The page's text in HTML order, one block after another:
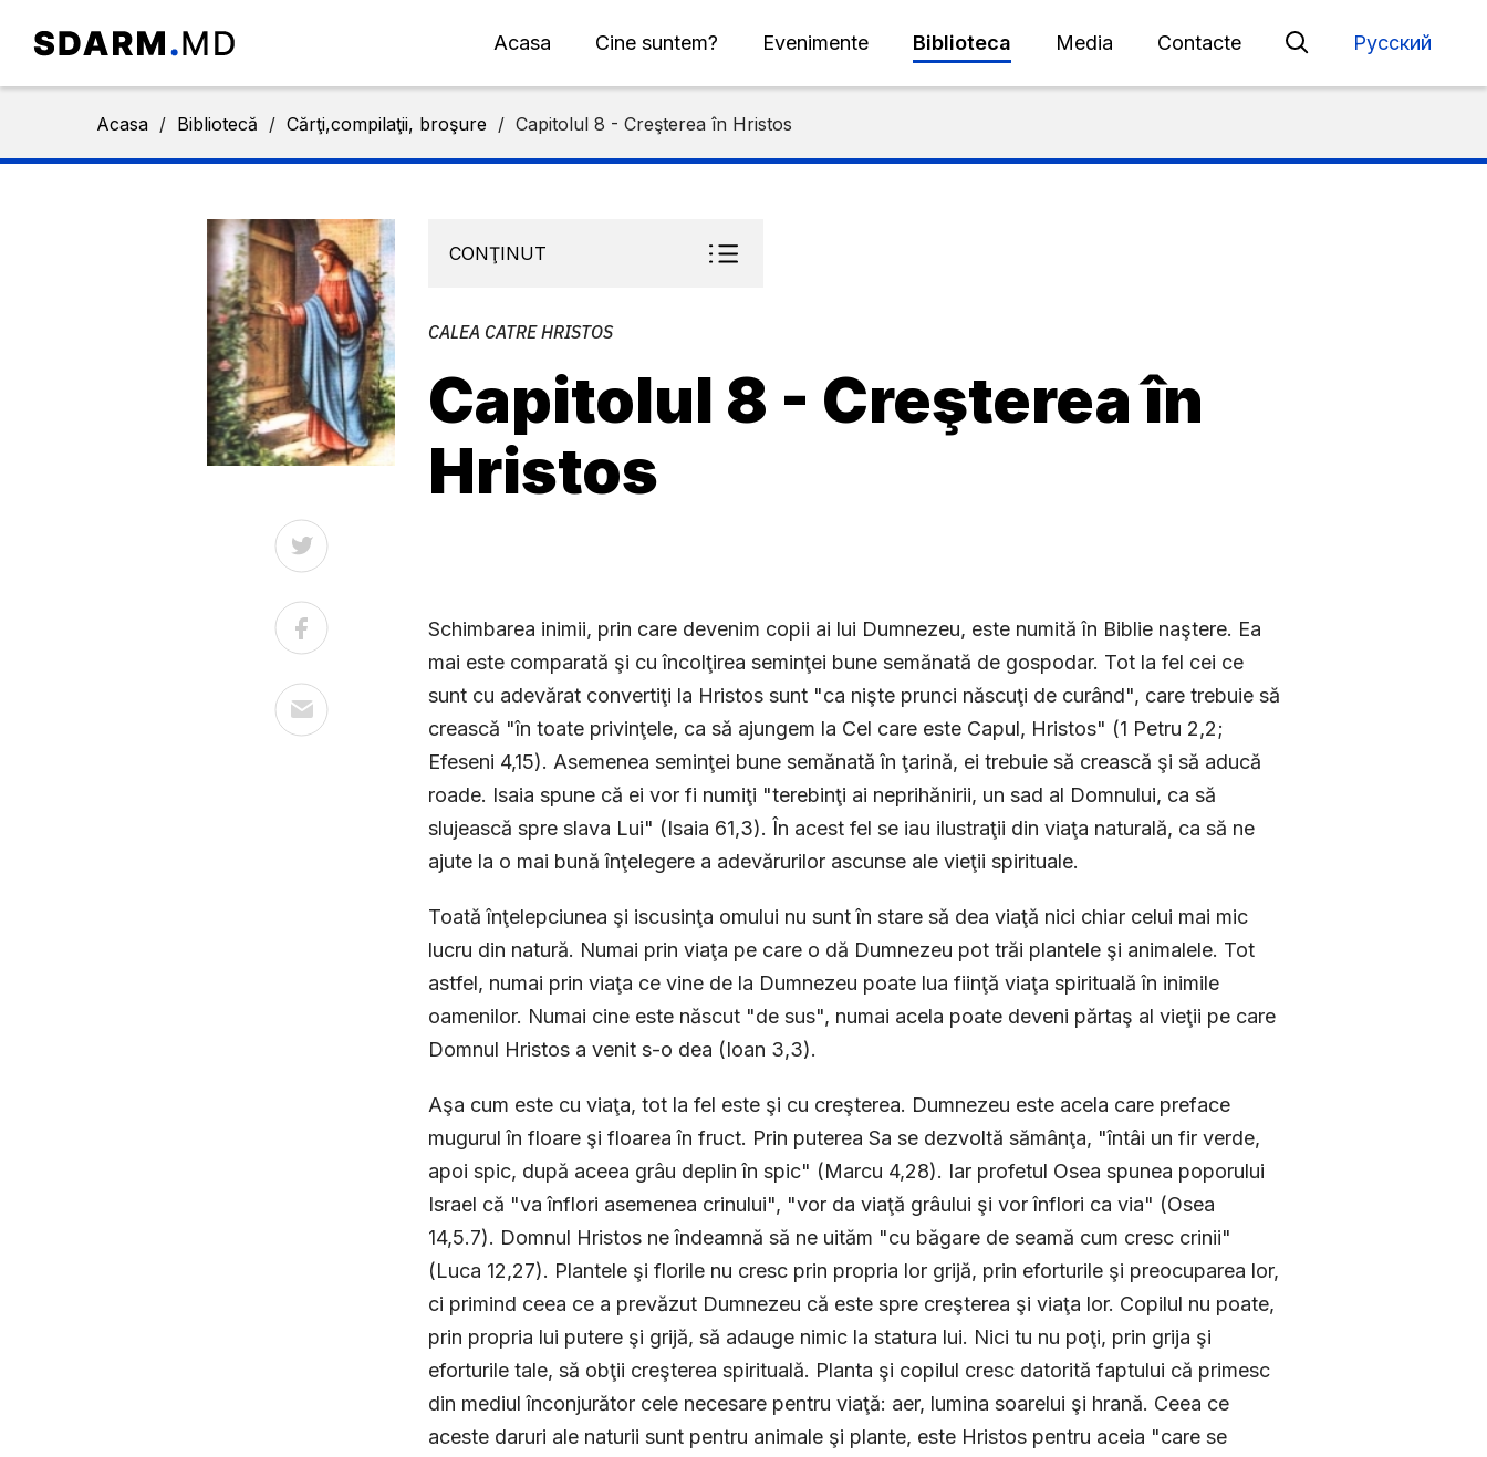
Acasa Cine suntem? Evenimente Biblioteca Media Contacte Русский
Acasa / Bibliotecă / Cărţi,compilaţii, broşure / Capitolul 8 - Creşterea în Hristos
CONŢINUT
CALEA CATRE HRISTOS
Capitolul 8 - Creşterea în
Hristos
Schimbarea inimii, prin care devenim copii ai lui Dumnezeu, este numită în Biblie naştere. Ea
mai este comparată şi cu încolţirea seminţei bune semănată de gospodar. Tot la fel cei ce
sunt cu adevărat convertiţi la Hristos sunt "ca nişte prunci născuţi de curând", care trebuie să
crească "în toate privinţele, ca să ajungem la Cel care este Capul, Hristos" (1 Petru 2,2;
Efeseni 4,15). Asemenea seminţei bune semănată în ţarină, ei trebuie să crească şi să aducă
roade. Isaia spune că ei vor fi numiţi "terebinţi ai neprihănirii, un sad al Domnului, ca să
slujească spre slava Lui" (Isaia 61,3). În acest fel se iau ilustraţii din viaţa naturală, ca să ne
ajute la o mai bună înţelegere a adevărurilor ascunse ale vieţii spirituale.
Toată înţelepciunea şi iscusinţa omului nu sunt în stare să dea viaţă nici chiar celui mai mic
lucru din natură. Numai prin viaţa pe care o dă Dumnezeu pot trăi plantele şi animalele. Tot
astfel, numai prin viaţa ce vine de la Dumnezeu poate lua fiinţă viaţa spirituală în inimile
oamenilor. Numai cine este născut "de sus", numai acela poate deveni părtaş al vieţii pe care
Domnul Hristos a venit s-o dea (Ioan 3,3).
Aşa cum este cu viaţa, tot la fel este şi cu creşterea. Dumnezeu este acela care preface
mugurul în floare şi floarea în fruct. Prin puterea Sa se dezvoltă sămânţa, "întâi un fir verde,
apoi spic, după aceea grâu deplin în spic" (Marcu 4,28). Iar profetul Osea spunea poporului
Israel că "va înflori asemenea crinului", "vor da viaţă grâului şi vor înflori ca via" (Osea
14,5.7). Domnul Hristos ne îndeamnă să ne uităm "cu băgare de seamă cum cresc crinii"
(Luca 12,27). Plantele şi florile nu cresc prin propria lor grijă, prin eforturile şi preocuparea lor,
ci primind ceea ce a prevăzut Dumnezeu că este spre creşterea şi viaţa lor. Copilul nu poate,
prin propria lui putere şi grijă, să adauge nimic la statura lui. Nici tu nu poţi, prin grija şi
eforturile tale, să obţii creşterea spirituală. Planta şi copilul cresc datorită faptului că primesc
din mediul înconjurător cele necesare pentru viaţă: aer, lumina soarelui şi hrană. Ceea ce
aceste daruri ale naturii sunt pentru animale şi plante, este Hristos pentru aceia "care se